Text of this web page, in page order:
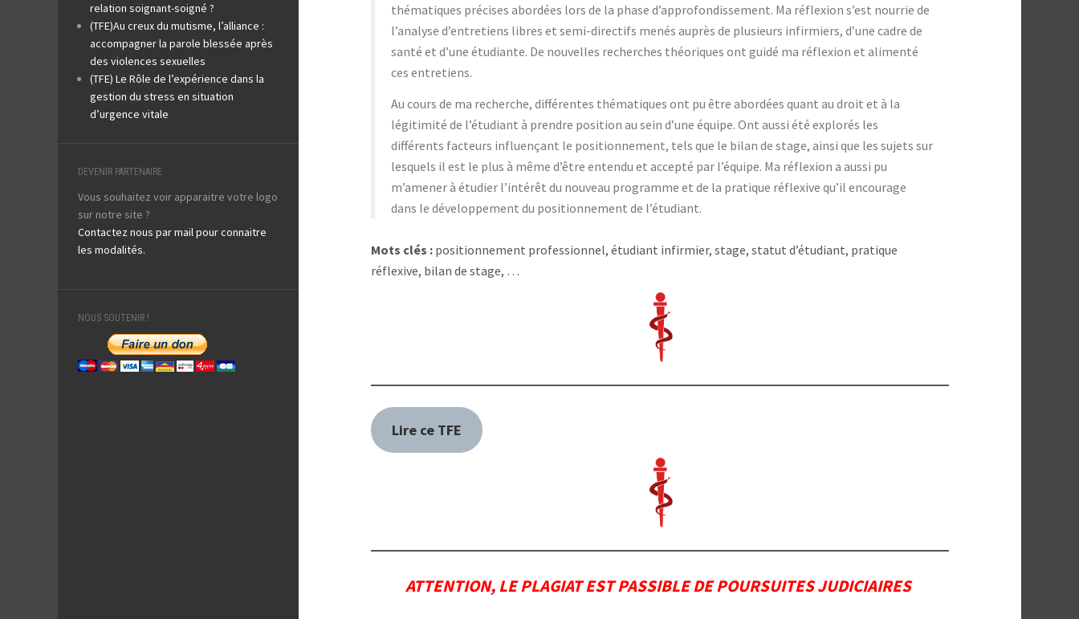
relation soignant-soigné ?
(TFE)Au creux du mutisme, l’alliance :
accompagner la parole blessée après
des violences sexuelles
(TFE) Le Rôle de l’expérience dans la
gestion du stress en situation
d’urgence vitale
DEVENIR PARTENAIRE
Vous souhaitez voir apparaitre votre logo
sur notre site ?
Contactez nous par mail pour connaitre
les modalités.
NOUS SOUTENIR !
thématiques précises abordées lors de la phase d’approfondissement. Ma réflexion s’est nourrie de
l’analyse d’entretiens libres et semi-directifs menés auprès de plusieurs infirmiers, d’une cadre de
santé et d’une étudiante. De nouvelles recherches théoriques ont guidé ma réflexion et alimenté
ces entretiens.
Au cours de ma recherche, différentes thématiques ont pu être abordées quant au droit et à la
légitimité de l’étudiant à prendre position au sein d’une équipe. Ont aussi été explorés les
différents facteurs influençant le positionnement, tels que le bilan de stage, ainsi que les sujets sur
lesquels il est le plus à même d’être entendu et accepté par l’équipe. Ma réflexion a aussi pu
m’amener à étudier l’intérêt du nouveau programme et de la pratique réflexive qu’il encourage
dans le développement du positionnement de l’étudiant.
Mots clés : positionnement professionnel, étudiant infirmier, stage, statut d’étudiant, pratique
réflexive, bilan de stage, …
Lire ce TFE
ATTENTION, LE PLAGIAT EST PASSIBLE DE POURSUITES JUDICIAIRES